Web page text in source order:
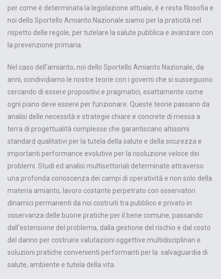
per come è determinata la legislazione attuale, è e resta filosofia e
noi dello Sportello Amianto Nazionale siamo per la praticità nel
rispetto delle regole, per tutelare la salute pubblica e avanzare con
la prevenzione primaria.
Nel caso dell’amianto, noi dello Sportello Amianto Nazionale, da
anni, condividiamo le nostre teorie con i governi che si susseguono
cercando di essere propositivi e pragmatici, esattamente come
ogni piano deve essere per funzionare. Queste teorie passano da
analisi delle necessità e strategie chiare e concrete di messa a
terra di progettualità complesse che garantiscano altissimi
standard qualitativi per la tutela della salute e della sicurezza e
importanti performance evolutive per la risoluzione veloce dei
problemi. Studi ed analisi multisettoriali determinate attraverso
una profonda conoscenza dei campi di operatività e non solo della
materia amianto, lavoro costante perpetrato con osservatori
dinamici permanenti da noi costruiti tra pubblico e privato in
osservanza delle buone pratiche per il bene comune, passando
dall’estensione del problema, dalla gestione del rischio e dal costo
del danno per costruire valutazioni oggettive multidisciplinari e
soluzioni pratiche convenienti performanti per la salvaguardia di
salute, ambiente e tutela della vita.